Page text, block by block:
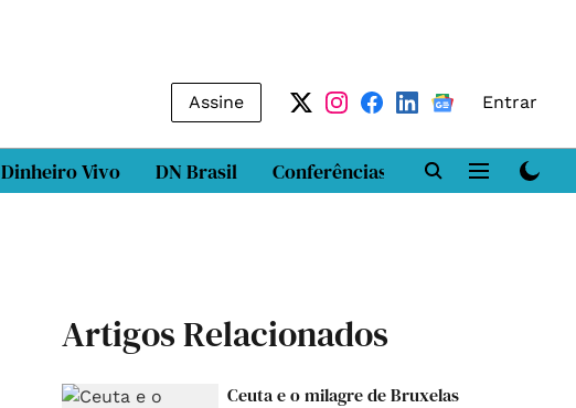
Assine Entrar
Dinheiro Vivo DN Brasil Conferências DN LAB
Artigos Relacionados
Ceuta e o milagre de Bruxelas